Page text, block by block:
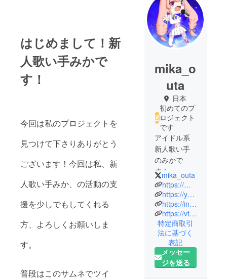
はじめまして！新
人歌い手みかで
す！
今回は私のプロジェクトを
見つけて下さりありがとう
ございます！今回は私、新
人歌い手みか、の活動の支
援を少しでもしてくれる
方、よろしくお願いしま
す。
普段はこのサムネでツイ
mika_o
uta
日本
初めてのプ
ロジェクト
です
アイドル系
新人歌い手
のみかで
す！
またまだ活
動始めたて
でなんの実
績もありま
せんが、今
後ライブを
絶対にする
ので今から
応援してて
mika_outa
https://mobile.twitter.com/mika_outa
https://youtube.com/channel/UCu-z4LgldfThBC52Edirufg
https://instagram.com/mika_outa?r=nametag
https://vt.tiktok.com/ZSeRWSwp5/
特定商取引
法に基づく
表記
メッセー
ジを送る